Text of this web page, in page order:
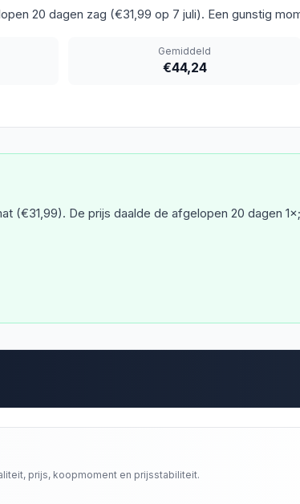
20 dagen zag (€31,99 op 7 juli). Een gunstig
Gemiddeld
€44,24
De prijs daalde de afgelopen 20 dagen
prijs, koopmoment en prijsstabiliteit.